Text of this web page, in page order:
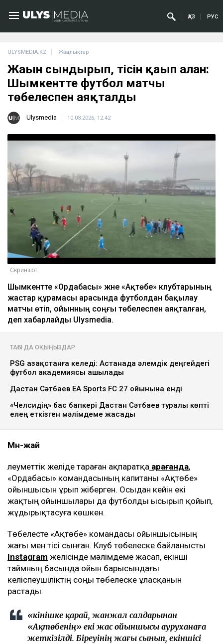
ҚАЗ РУС
ULYSMEDIA.KZ Жаңалықтар
Жағын сындырып, тісін қағып алған:
Шымкентте футбол матчы
төбелеспен аяқталды
Ulysmedia 10.03.2026, 12:42
Скриншот
Шымкентте «Ордабасы» және «Ақтөбе» клубтарының
жастар құрамасы арасында футболдан бақылау
матчы өтіп, ойынның соңғы төбелеспен аяқталған,
деп хабарлайды Ulysmedia.
ТАҒЫ ДА ОҚЫҢЫЗДАР
PSG Қазақстанға келеді: Астанада әлемдік деңгейдегі
футбол академиясы ашылады
Дастан Сәтбаев EA Sports FC 27 ойынына енді
«Челсидің» бас бапкері Дастан Сәтбаев туралы көпті
елең еткізген мәлімдеме жасады
Мән-жай
Әлеуметтік желіде тараған ақпаратқа қарағанда,
«Ордабасы» командасының капитаны «Ақтөбе»
ойыншысын ұрып жіберген. Осыдан кейін екі
жақтың ойыншылары да футболды ысырып қойып,
жұдырықтасуға көшкен.
Төбелесте «Ақтөбе» командасы ойыншысының
жағы мен тісі сынған. Клуб төбелеске байланысты
Instagram желісінде мәлімдеме жасап, екінші
таймның басында ойын барысындағы
келіспеушіліктің соңы төбелеске ұласқанын
растады.
«Өкінішке қарай, жанжал салдарынан
«Ақтөбенің» екі жас ойыншысы ауруханаға
жеткізілді. Біреуінің жағы сынып, екіншісі